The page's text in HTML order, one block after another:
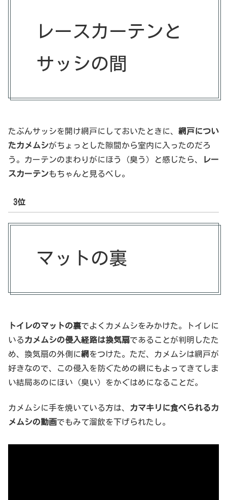
レースカーテンと
サッシの間
たぶんサッシを開け網戸にしておいたときに、 網戸につい
たカメムシがちょっとした隙間から室内に入ったのだろ
う。カーテンのまわりがにほう（臭う）と感じたら、
レー
スカーテンもちゃんと見るべし。
3位
マットの裏
トイレのマットの裏でよくカメムシをみかけた。トイレに
いる カメムシの侵入経路は換気扇であることが判明したた
め、換気扇の外側に網 をつけた。ただ、カメムシは網戸が
好きなので、この侵入を防ぐための網にもよってきてしま
い結局あのにほい（臭い）をかぐはめになることだ。
カメムシに手を焼いている方は、
カマキリに食べられるカ
メムシの動画でもみて溜飲を下げられたし。